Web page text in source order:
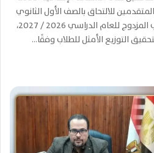
الدراسي 2025 / 2026، والمتقدمين للالتحاق بالصف الأول الثانوي
الفني ومدارس التعليم والتدريب المزدوج للعام الدراسي 2026 / 2027،
التوزيع الأمثل للطلاب وفقًا…